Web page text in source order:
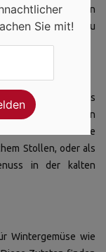
leicht milderen
und passt perfekt zu
besonders
des berühmten
Verwenden Sie
Stollen, oder als
in der kalten
Wintergemüse wie
Sie mit!